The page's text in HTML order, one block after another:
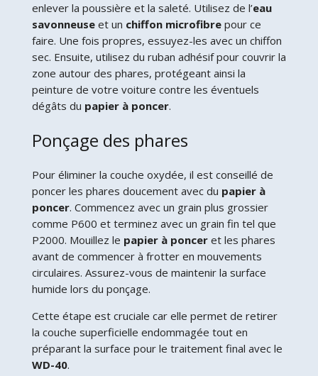
enlever la poussière et la saleté. Utilisez de l’eau
savonneuseet un chiffon microfibrepour ce
faire. Une fois propres, essuyez-les avec un chiffon
sec. Ensuite, utilisez du ruban adhésif pour couvrir la
zone autour des phares, protégeant ainsi la
peinture de votre voiture contre les éventuels
dégâts du papier à poncer.
Ponçage des phares
Pour éliminer la couche oxydée, il est conseillé de
poncer les phares doucement avec du papier à
poncer. Commencez avec un grain plus grossier
comme P600 et terminez avec un grain fin tel que
P2000. Mouillez le papier à ponceret les phares
avant de commencer à frotter en mouvements
circulaires. Assurez-vous de maintenir la surface
humide lors du ponçage.
Cette étape est cruciale car elle permet de retirer
la couche superficielle endommagée tout en
préparant la surface pour le traitement final avec le
WD-40.